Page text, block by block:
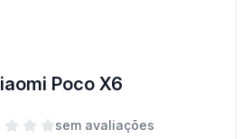
Poco X6
sem avaliações